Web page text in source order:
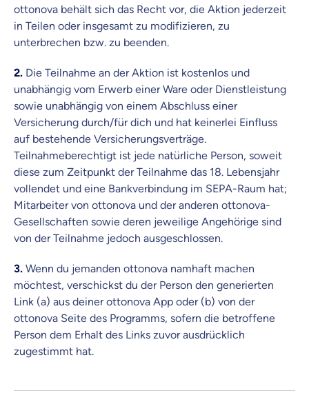
ottonova behält sich das Recht vor, die Aktion jederzeit
in Teilen oder insgesamt zu modifizieren, zu
unterbrechen bzw. zu beenden.
2. Die Teilnahme an der Aktion ist kostenlos und
unabhängig vom Erwerb einer Ware oder Dienstleistung
sowie unabhängig von einem Abschluss einer
Versicherung durch/für dich und hat keinerlei Einfluss
auf bestehende Versicherungsverträge.
Teilnahmeberechtigt ist jede natürliche Person, soweit
diese zum Zeitpunkt der Teilnahme das 18. Lebensjahr
vollendet und eine Bankverbindung im SEPA-Raum hat;
Mitarbeiter von ottonova und der anderen ottonova-
Gesellschaften sowie deren jeweilige Angehörige sind
von der Teilnahme jedoch ausgeschlossen.
3. Wenn du jemanden ottonova namhaft machen
möchtest, verschickst du der Person den generierten
Link (a) aus deiner ottonova App oder (b) von der
ottonova Seite des Programms, sofern die betroffene
Person dem Erhalt des Links zuvor ausdrücklich
zugestimmt hat.
Wozu dürfen wir dich beraten?
Versicherungsprodukt wählen
Krankenvoll
Versicherung
Beamten
Versicherung
Zahnzusatz
Versicherung